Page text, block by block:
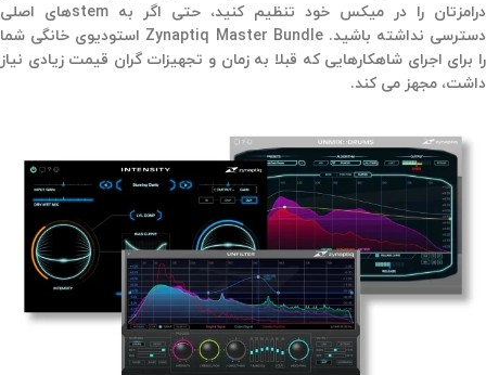
درامزتان را در میکس خود تنظیم کنید، حتی اگر به stemهای اصلی
دسترسی نداشته باشید. Zynaptiq Master Bundle استودیوی خانگی شما
را برای اجرای شاهکارهایی که قبلا به زمان و تجهیزات گران قیمت زیادی نیاز
داشت، مجهز می کند.